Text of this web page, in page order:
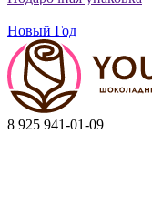
Новый Год
8 925 941-01-09